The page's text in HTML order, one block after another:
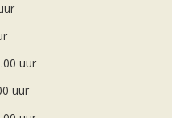
uur
uur